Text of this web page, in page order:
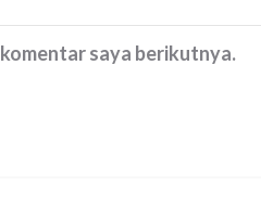
komentar saya berikutnya.